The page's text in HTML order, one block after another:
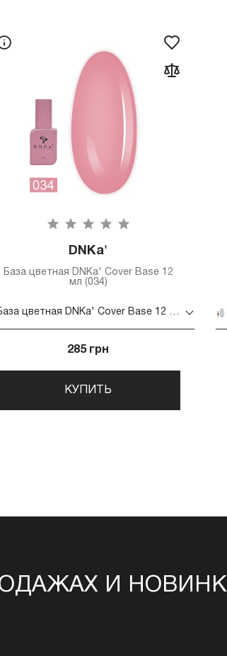
DNKa'
База цветная DNKa' Cover Base 12
мл (034)
База цветная DNKa' Cover Base 12 мл (034)
285 грн
КУПИТЬ
И